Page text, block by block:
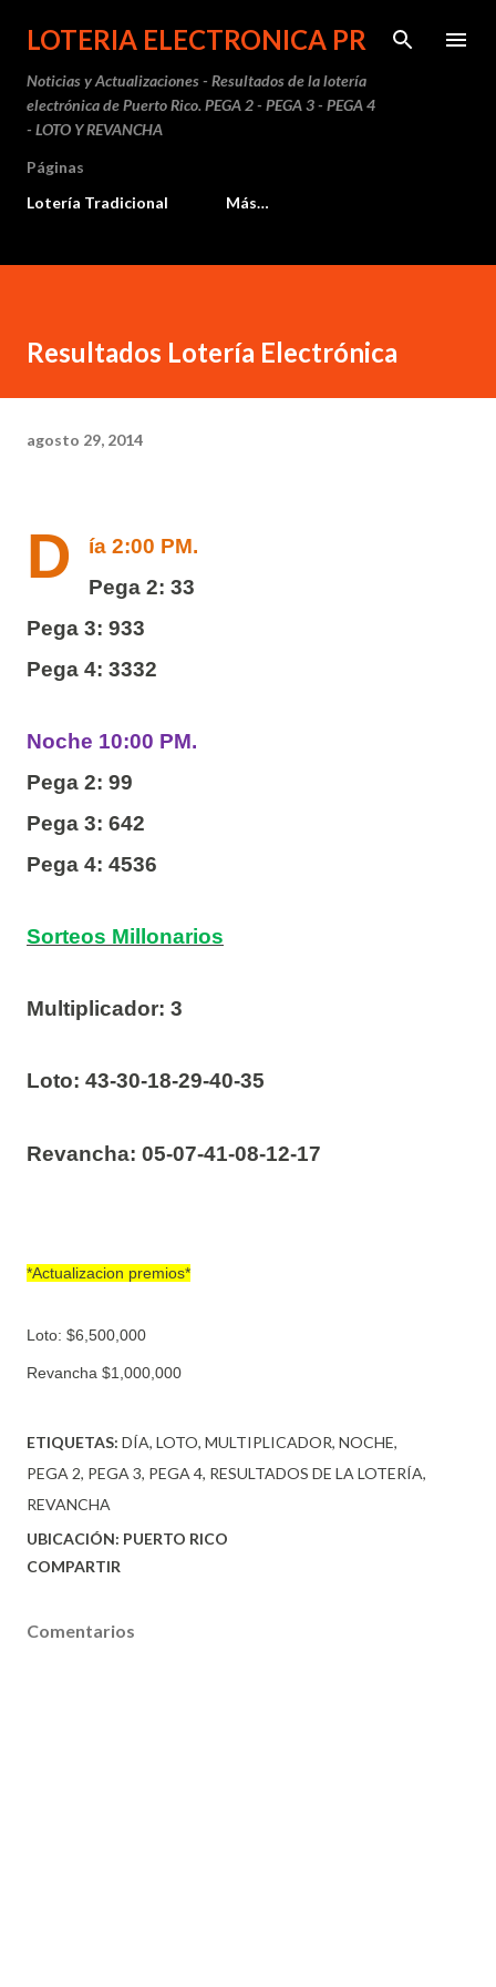
Ir al contenido principal
LOTERIA ELECTRONICA PR
Noticias y Actualizaciones - Resultados de la lotería
electrónica de Puerto Rico. PEGA 2 - PEGA 3 - PEGA 4
- LOTO Y REVANCHA
Páginas
Lotería Tradicional
Más…
Resultados Lotería Electrónica
agosto 29, 2014
D
ía 2:00 PM.
Pega 2: 33
Pega 3: 933
Pega 4: 3332
Noche 10:00 PM.
Pega 2: 99
Pega 3: 642
Pega 4: 4536
Sorteos Millonarios
Multiplicador: 3
Loto: 43-30-18-29-40-35
Revancha: 05-07-41-08-12-17
*Actualizacion premios*
Loto: $6,500,000
Revancha $1,000,000
ETIQUETAS: DÍA LOTO MULTIPLICADOR NOCHE
PEGA 2 PEGA 3 PEGA 4 RESULTADOS DE LA LOTERÍA
REVANCHA
UBICACIÓN: PUERTO RICO
COMPARTIR
Comentarios